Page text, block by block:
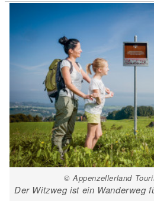
© Appenzellerland
Der Witzweg ist ein Wanderweg